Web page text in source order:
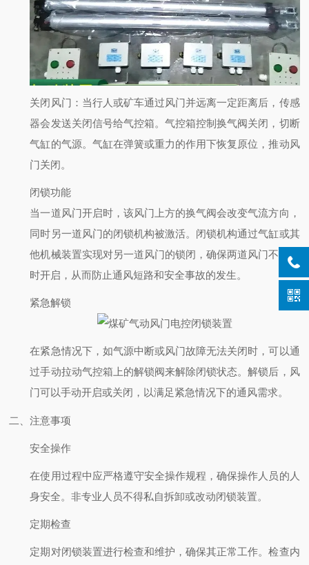
关闭风门 ：当行人或矿车通过风门并远离一定距离后，传感
器会发送关闭信号给气控箱。气控箱控制换气阀关闭，切断
气缸的气源。气缸在弹簧或重力的作用下恢复原位，推动风
门关闭。
闭锁功能
当一道风门开启时，该风门上方的换气阀会改变气流方向，
同时另一道风门的闭锁机构被激活。闭锁机构通过气缸或其
他机械装置实现对另一道风门的锁闭，确保两道风门不会同
时开启，从而防止通风短路和安全事故的发生。
紧急解锁
在紧急情况下，如气源中断或风门故障无法关闭时，可以通
过手动拉动气控箱上的解锁阀来解除闭锁状态。解锁后，风
门可以手动开启或关闭，以满足紧急情况下的通风需求。
二、注意事项
安全操作
在使用过程中应严格遵守安全操作规程，确保操作人员的人
身安全。非专业人员不得私自拆卸或改动闭锁装置。
定期检查
定期对闭锁装置进行检查和维护，确保其正常工作。检查内